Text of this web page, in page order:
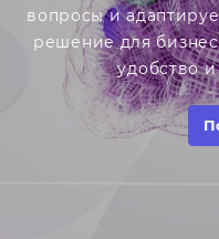
вопросы и
решение для
удобство